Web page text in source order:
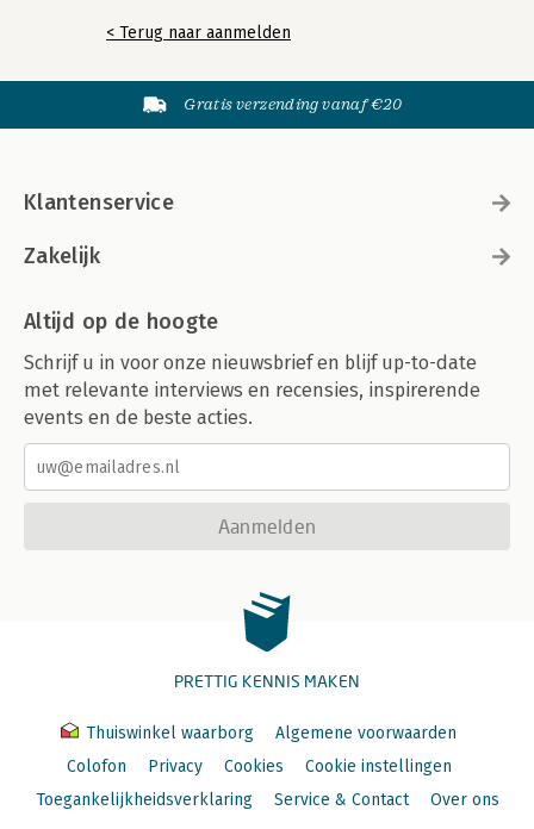
< Terug naar aanmelden
Gratis verzending vanaf €20
Klantenservice
Zakelijk
Altijd op de hoogte
Schrijf u in voor onze nieuwsbrief en blijf up-to-date
met relevante interviews en recensies, inspirerende
events en de beste acties.
Aanmelden
PRETTIG KENNIS MAKEN
Thuiswinkel waarborg
Algemene voorwaarden
Colofon
Privacy Cookies
Cookie instellingen
Toegankelijkheidsverklaring
Service & Contact Over ons